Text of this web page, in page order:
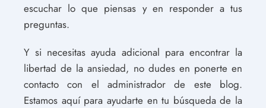
escuchar lo que piensas y en responder a tus
preguntas.
Y si necesitas ayuda adicional para encontrar la
libertad de la ansiedad, no dudes en ponerte en
contacto con el administrador de este blog.
Estamos aquí para ayudarte en tu búsqueda de la